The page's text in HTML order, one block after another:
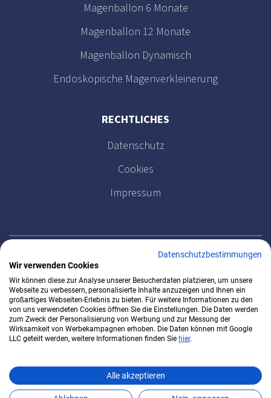
Magenballon 6 Monate
Magenballon 12 Monate
Magenballon Dynamisch
Endoskopische Magenverkleinerung
RECHTLICHES
Datenschutz
Cookies
Impressum
MELDEN SIE SICH FÜR UNSEREN NEWSLETTER AN
YourWeightcare 2026 - alle Rechte vorbehalten
Datenschutzbestimmungen
Wir verwenden Cookies
Wir können diese zur Analyse unserer Besucherdaten platzieren, um unsere
Webseite zu verbessern, personalisierte Inhalte anzuzeigen und Ihnen ein
großartiges Webseiten-Erlebnis zu bieten. Für weitere Informationen zu den
von uns verwendeten Cookies öffnen Sie die Einstellungen. Die Daten werden
zum Zweck der Personalisierung von Werbung und zur Messung der
Wirksamkeit von Werbekampagnen erhoben. Die Daten können mit Google
LLC geteilt werden, weitere Informationen finden Sie hier.
Alle akzeptieren